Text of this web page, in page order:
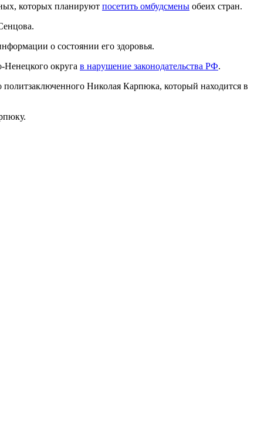
которых планируют посетить омбудсмены обеих стран.
о состоянии его здоровья.
округа в нарушение законодательства РФ.
политзаключенного Николая Карпюка, который находится в